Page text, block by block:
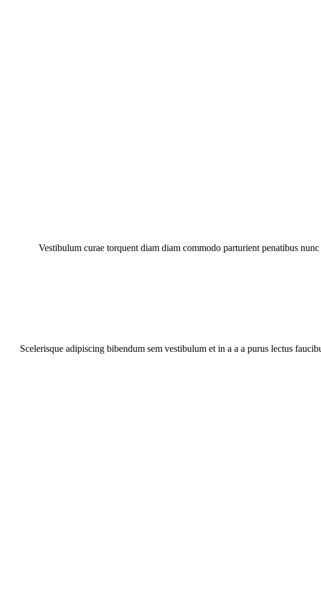
Vestibulum curae torquent diam diam commodo parturient penatibus
Scelerisque adipiscing bibendum sem vestibulum et in a a a purus lectus